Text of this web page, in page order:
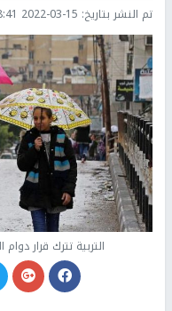
تم النشر بتاريخ: 2022-03-15 08:41
التربية تترك قرار